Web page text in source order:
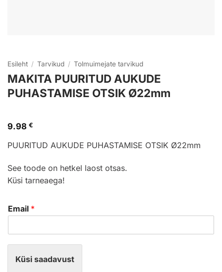
Esileht / Tarvikud / Tolmuimejate tarvikud
MAKITA PUURITUD AUKUDE
PUHASTAMISE OTSIK Ø22mm
9.98 €
PUURITUD AUKUDE PUHASTAMISE OTSIK Ø22mm
See toode on hetkel laost otsas.
Küsi tarneaega!
Email *
Küsi saadavust